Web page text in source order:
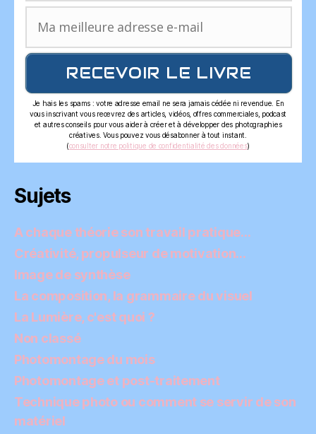
RECEVOIR LE LIVRE
Je hais les spams : votre adresse email ne sera jamais cédée ni revendue. En
vous inscrivant vous recevrez des articles, vidéos, offres commerciales, podcast
et autres conseils pour vous aider à créer et à développer des photographies
créatives. Vous pouvez vous désabonner à tout instant.
(consulter notre politique de confidentialité des données)
Sujets
A chaque théorie son travail pratique…
Créativité, propulseur de motivation…
Image de synthèse
La composition, la grammaire du visuel
La Lumière, c'est quoi ?
Non classé
Photomontage du mois
Photomontage et post-traitement
Technique photo ou comment se servir de son
matériel